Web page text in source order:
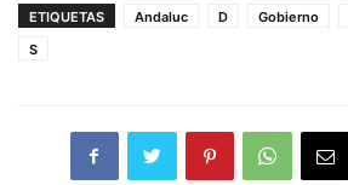
ETIQUETAS Andaluc D Gobierno
S